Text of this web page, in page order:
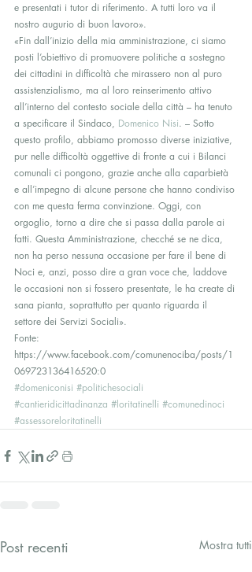
e presentati i tutor di riferimento. A tutti loro va il
nostro augurio di buon lavoro».
«Fin dall’inizio della mia amministrazione, ci siamo
posti l’obiettivo di promuovere politiche a sostegno
dei cittadini in difficoltà che mirassero non al puro
assistenzialismo, ma al loro reinserimento attivo
all’interno del contesto sociale della città – ha tenuto
a specificare il Sindaco, Domenico Nisi. – Sotto
questo profilo, abbiamo promosso diverse iniziative,
pur nelle difficoltà oggettive di fronte a cui i Bilanci
comunali ci pongono, grazie anche alla caparbietà
e all’impegno di alcune persone che hanno condiviso
con me questa ferma convinzione. Oggi, con
orgoglio, torno a dire che si passa dalla parole ai
fatti. Questa Amministrazione, checché se ne dica,
non ha perso nessuna occasione per fare il bene di
Noci e, anzi, posso dire a gran voce che, laddove
le occasioni non si fossero presentate, le ha create di
sana pianta, soprattutto per quanto riguarda il
settore dei Servizi Sociali».
Fonte:
https://www.facebook.com/comunenociba/posts/1
069723136416520:0
#domeniconisi #politichesociali
#cantieridicittadinanza #loritatinelli #comunedinoci
#assessoreloritatinelli
Post recenti Mostra tutti